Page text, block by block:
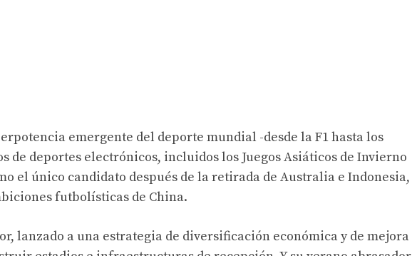
emergente del deporte mundial -desde la F1 hasta los
de deportes electrónicos, incluidos los Juegos Asiáticos de Invierno
el único candidato después de la retirada de Australia e Indonesia,
futbolísticas de China.
lanzado a una estrategia de diversificación económica y de mejora